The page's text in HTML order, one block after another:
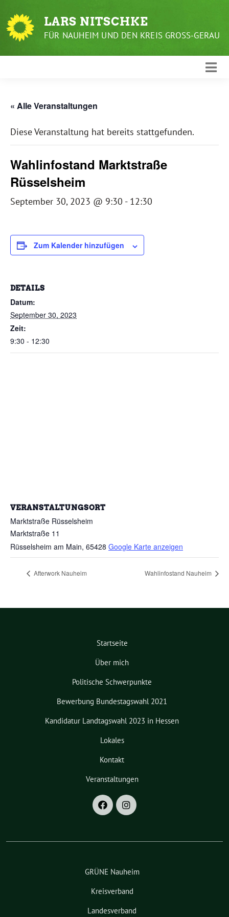
zum
Inhalt
LARS NITSCHKE
FÜR NAUHEIM UND DEN KREIS GROSS-GERAU
« Alle Veranstaltungen
Diese Veranstaltung hat bereits stattgefunden.
Wahlinfostand Marktstraße
Rüsselsheim
September 30, 2023 @ 9:30 - 12:30
Zum Kalender hinzufügen
DETAILS
Datum:
September 30, 2023
Zeit:
9:30 - 12:30
VERANSTALTUNGSORT
Marktstraße Rüsselsheim
Marktstraße 11
Rüsselsheim am Main, 65428 Google Karte anzeigen
Afterwork Nauheim Wahlinfostand Nauheim
Startseite
Über mich
Politische Schwerpunkte
Bewerbung Bundestagswahl 2021
Kandidatur Landtagswahl 2023 in Hessen
Lokales
Kontakt
Veranstaltungen
GRÜNE Nauheim
Kreisverband
Landesverband